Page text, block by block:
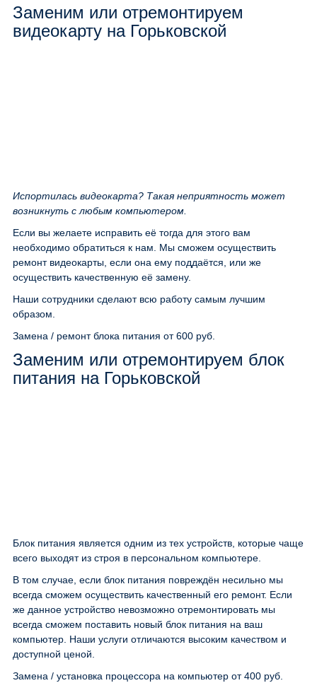
Заменим или отремонтируем
видеокарту на Горьковской
Испортилась видеокарта? Такая неприятность может
возникнуть с любым компьютером.
Если вы желаете исправить её тогда для этого вам
необходимо обратиться к нам. Мы сможем осуществить
ремонт видеокарты, если она ему поддаётся, или же
осуществить качественную её замену.
Наши сотрудники сделают всю работу самым лучшим
образом.
Замена / ремонт блока питания от 600 руб.
Заменим или отремонтируем блок
питания на Горьковской
Блок питания является одним из тех устройств, которые чаще
всего выходят из строя в персональном компьютере.
В том случае, если блок питания повреждён несильно мы
всегда сможем осуществить качественный его ремонт. Если
же данное устройство невозможно отремонтировать мы
всегда сможем поставить новый блок питания на ваш
компьютер. Наши услуги отличаются высоким качеством и
доступной ценой.
Замена / установка процессора на компьютер от 400 руб.